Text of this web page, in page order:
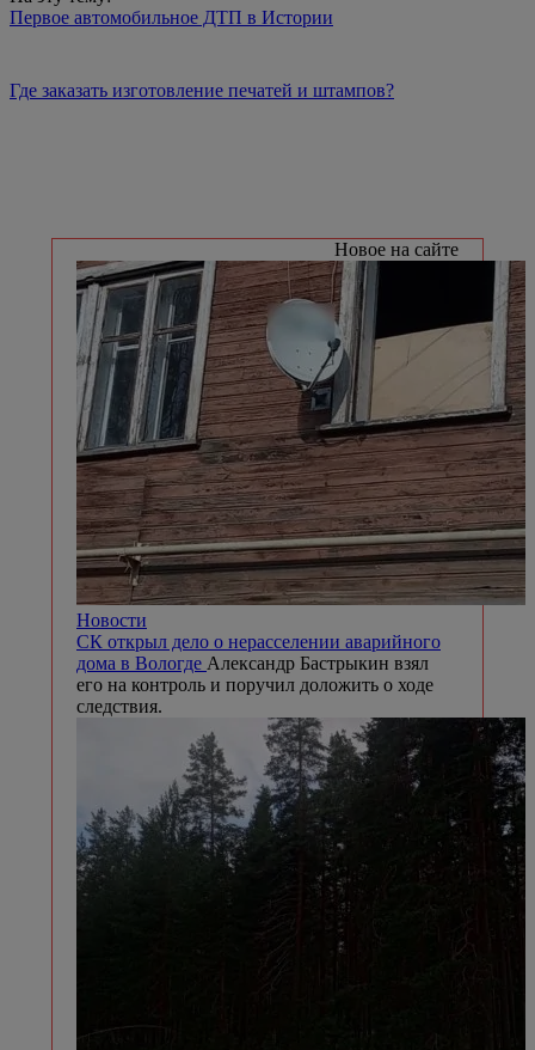
Первое автомобильное ДТП в Истории
Где заказать изготовление печатей и штампов?
Новое на сайте
Новости
СК открыл дело о нерасселении аварийного
дома в Вологде Александр Бастрыкин взял
его на контроль и поручил доложить о ходе
следствия.